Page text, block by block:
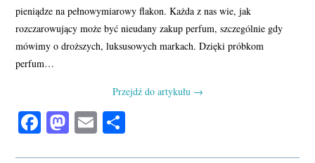
pieniądze na pełnowymiarowy flakon. Każda z nas wie, jak
rozczarowujący może być nieudany zakup perfum, szczególnie gdy
mówimy o droższych, luksusowych markach. Dzięki próbkom
perfum…
Przejdź do artykułu →
Fa M E